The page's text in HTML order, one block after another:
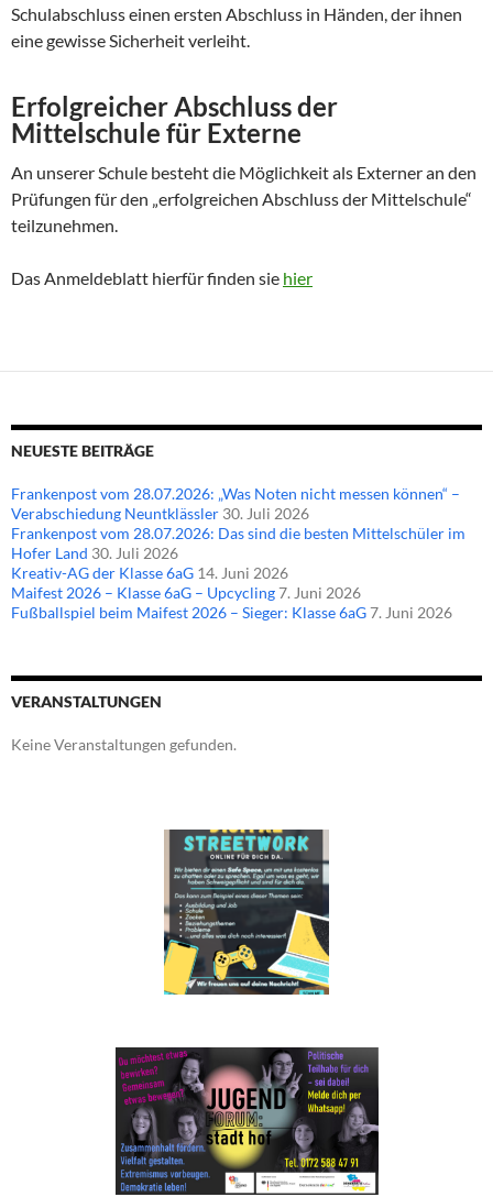
Schulabschluss einen ersten Abschluss in Händen, der ihnen
eine gewisse Sicherheit verleiht.
Erfolgreicher Abschluss der
Mittelschule für Externe
An unserer Schule besteht die Möglichkeit als Externer an den
Prüfungen für den „erfolgreichen Abschluss der Mittelschule“
teilzunehmen.
Das Anmeldeblatt hierfür finden sie hier
NEUESTE BEITRÄGE
Frankenpost vom 28.07.2026: „Was Noten nicht messen können“ –
Verabschiedung Neuntklässler 30. Juli 2026
Frankenpost vom 28.07.2026: Das sind die besten Mittelschüler im
Hofer Land 30. Juli 2026
Kreativ-AG der Klasse 6aG 14. Juni 2026
Maifest 2026 – Klasse 6aG – Upcycling7. Juni 2026
Fußballspiel beim Maifest 2026 – Sieger: Klasse 6aG7. Juni 2026
VERANSTALTUNGEN
Keine Veranstaltungen gefunden.